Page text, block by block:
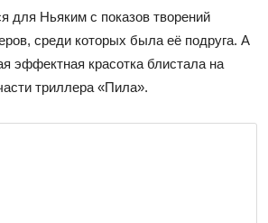
для Ньяким с показов творений
среди которых была её подруга. А
эффектная красотка блистала на
триллера «Пила».